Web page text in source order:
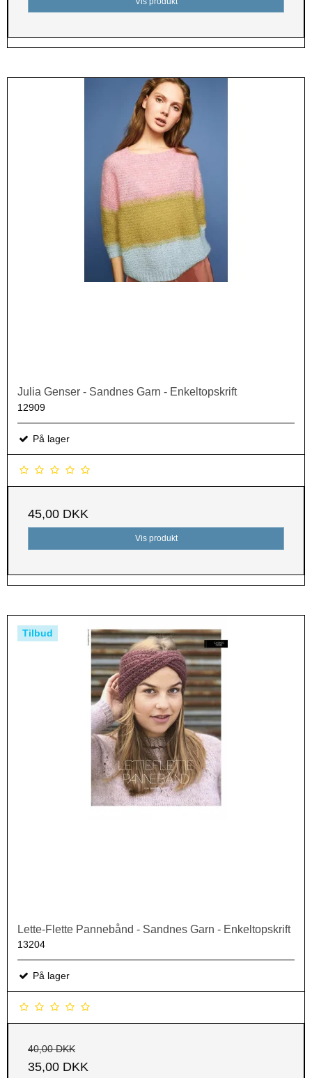
Julia Genser - Sandnes Garn - Enkeltopskrift
12909
På lager
45,00 DKK
Vis produkt
Tilbud
Lette-Flette Pannebånd - Sandnes Garn - Enkeltopskrift
13204
På lager
40,00 DKK
35,00 DKK